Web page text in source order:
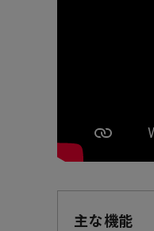
主な機能